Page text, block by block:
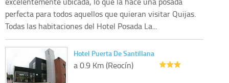
perfecta para todos aquellos que quieran visitar Quijas.
Todas las habitaciones del Hotel Posada La...
Hotel Puerta De Santillana
a 0.9 Km (Reocín)